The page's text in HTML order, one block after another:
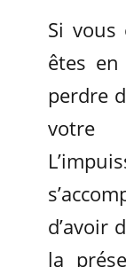
Si
êtes
perdre
d’avoir
la